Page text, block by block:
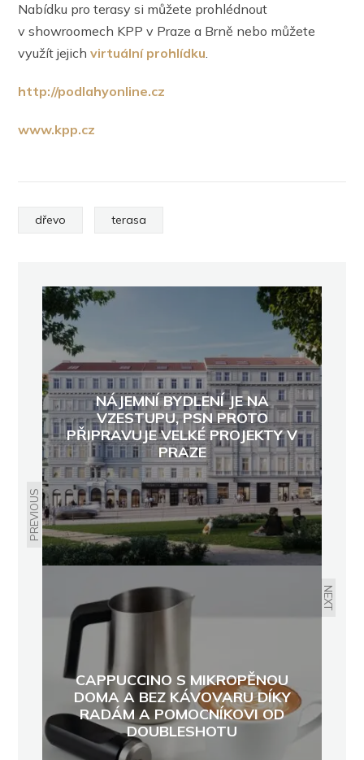
Nabídku pro terasy si můžete prohlédnout
v showroomech KPP v Praze a Brně nebo můžete
využít jejichvirtuální prohlídku.
http://podlahyonline.cz
www.kpp.cz
dřevo terasa
PREVIOUS
NÁJEMNÍ BYDLENÍ JE NA
VZESTUPU, PSN PROTO
PŘIPRAVUJE VELKÉ PROJEKTY V
PRAZE
NEXT
CAPPUCCINO S MIKROPĚNOU
DOMA A BEZ KÁVOVARU DÍKY
RADÁM A POMOCNÍKOVI OD
DOUBLESHOTU